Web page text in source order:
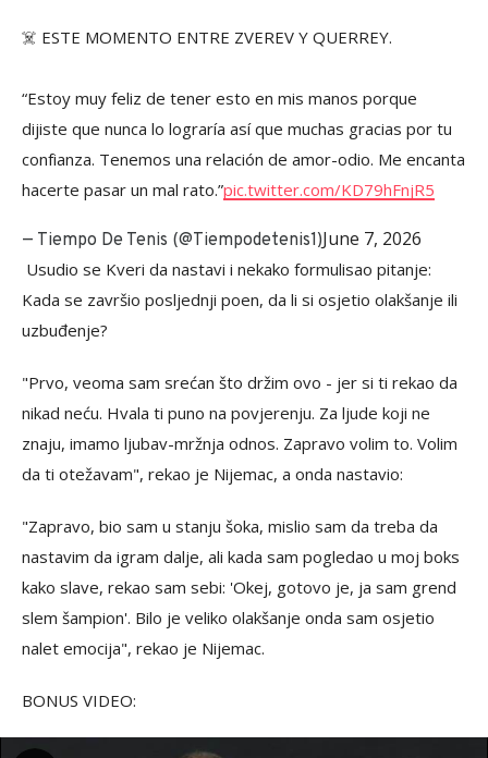
☠️ ESTE MOMENTO ENTRE ZVEREV Y QUERREY.
“Estoy muy feliz de tener esto en mis manos porque
dijiste que nunca lo lograría así que muchas gracias por tu
confianza. Tenemos una relación de amor-odio. Me encanta
hacerte pasar un mal rato.”pic.twitter.com/KD79hFnjR5
— Tiempo De Tenis (@Tiempodetenis1)June 7, 2026
Usudio se Kveri da nastavi i nekako formulisao pitanje:
Kada se završio posljednji poen, da li si osjetio olakšanje ili
uzbuđenje?
"Prvo, veoma sam srećan što držim ovo - jer si ti rekao da
nikad neću. Hvala ti puno na povjerenju. Za ljude koji ne
znaju, imamo ljubav-mržnja odnos. Zapravo volim to. Volim
da ti otežavam", rekao je Nijemac, a onda nastavio:
"Zapravo, bio sam u stanju šoka, mislio sam da treba da
nastavim da igram dalje, ali kada sam pogledao u moj boks
kako slave, rekao sam sebi: 'Okej, gotovo je, ja sam grend
slem šampion'. Bilo je veliko olakšanje onda sam osjetio
nalet emocija", rekao je Nijemac.
BONUS VIDEO: